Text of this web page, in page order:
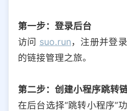
第一步：登录后台
访问 suo.run，注册并登
的链接管理之旅。
第二步：创建小程序跳转
在后台选择“跳转小程序”